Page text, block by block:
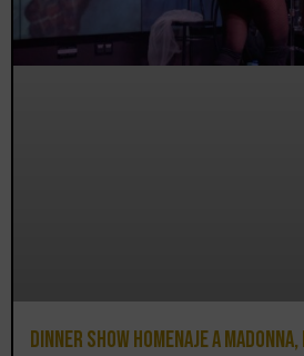
Dinner Show homenaje a